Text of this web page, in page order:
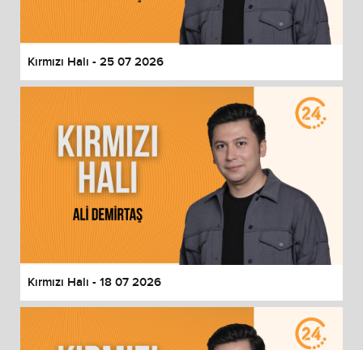
Kırmızı Halı - 25 07 2026
Kırmızı Halı - 18 07 2026